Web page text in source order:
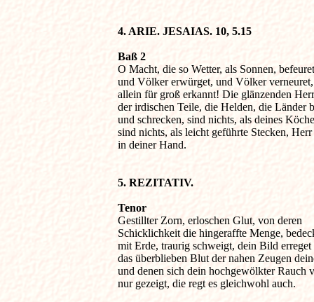
4. ARIE. JESAIAS. 10, 5.15
Baß 2
O Macht, die so Wetter, als Sonnen,
und Völker erwürget, und Völker
allein für groß erkannt! Die glänzenden
der irdischen Teile, die Helden, die Länder
und schrecken, sind nichts, als deines
sind nichts, als leicht geführte Stecken,
in deiner Hand.
5. REZITATIV.
Tenor
Gestillter Zorn, erloschen Glut, von deren
Schicklichkeit die hingeraffte Menge,
mit Erde, traurig schweigt, dein Bild
das überblieben Blut der nahen Zeugen
und denen sich dein hochgewölkter Rauch
nur gezeigt, die regt es gleichwohl auch.